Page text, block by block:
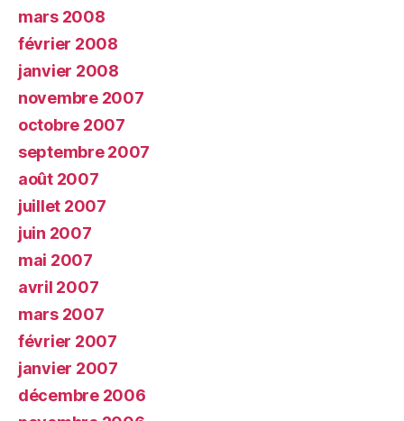
mars 2008
février 2008
janvier 2008
novembre 2007
octobre 2007
septembre 2007
août 2007
juillet 2007
juin 2007
mai 2007
avril 2007
mars 2007
février 2007
janvier 2007
décembre 2006